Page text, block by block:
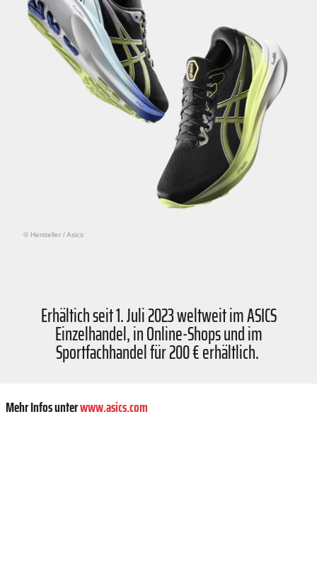
© Hersteller /Asics
Erhältich seit 1. Juli 2023 weltweit im ASICS
Einzelhandel, in Online-Shops und im
Sportfachhandel für 200 € erhältlich.
Mehr Infos unterwww.asics.com